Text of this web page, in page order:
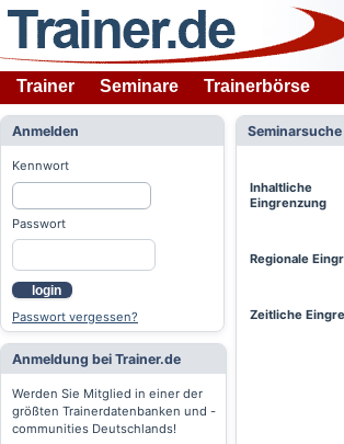
Trainer Seminare Trainerbörse
Anmelden
Kennwort
Passwort
login
Passwort vergessen?
Anmeldung bei Trainer.de
Werden Sie Mitglied in einer der
größten Trainerdatenbanken und -
communities Deutschlands!
Seminarsuche
Inhaltliche
Eingrenzung
Regionale
Zeitliche